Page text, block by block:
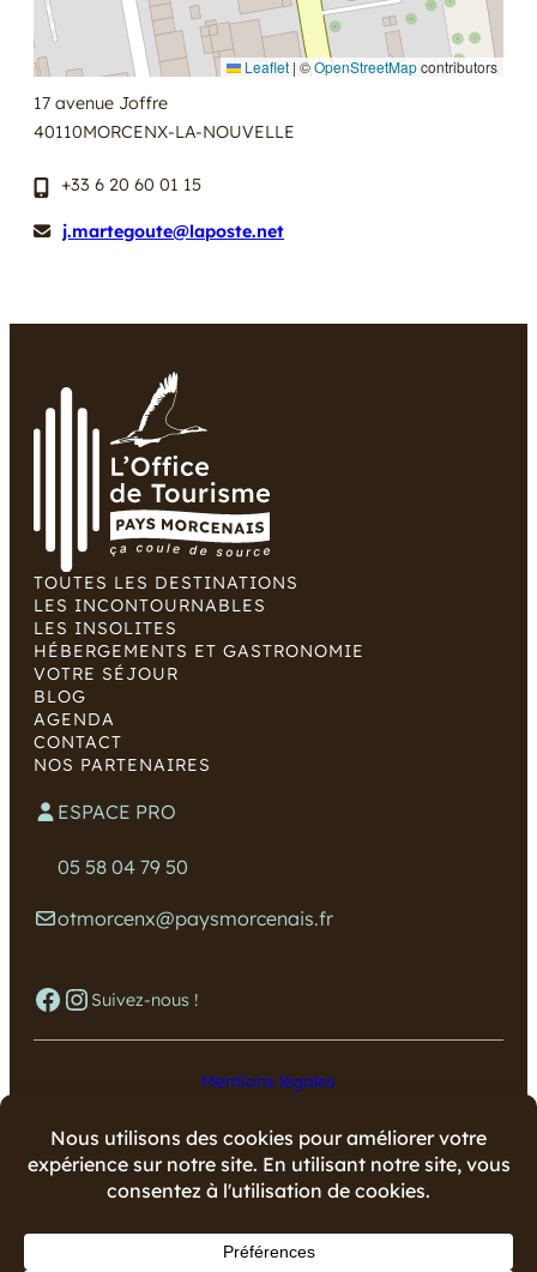
Leaflet | ©OpenStreetMapcontributors
17 avenue Joffre
40110MORCENX-LA-NOUVELLE
+33 6 20 60 01 15
j.martegoute@laposte.net
TOUTES LES DESTINATIONS
LES INCONTOURNABLES
LES INSOLITES
HÉBERGEMENTS ET GASTRONOMIE
VOTRE SÉJOUR
BLOG
AGENDA
CONTACT
NOS PARTENAIRES
ESPACE PRO
05 58 04 79 50
otmorcenx@paysmorcenais.fr
Facebook Instagram Suivez-nous !
Mentions légales
Données personnelles